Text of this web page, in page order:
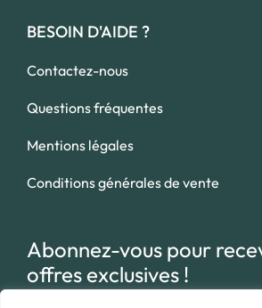
BESOIN D'AIDE ?
Contactez-nous
Questions fréquentes
Mentions légales
Conditions générales de vente
Abonnez-vous pour
offres exclusives !